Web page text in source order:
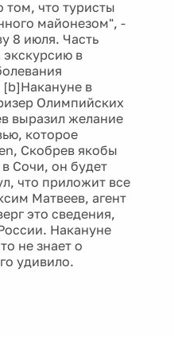
том, что туристы
майонезом", -
8 июля. Часть
экскурсию в
[b]Накануне в
Олимпийских
выразил желание
которое
Скобрев якобы
Сочи, он будет
что приложит все
Матвеев, агент
это сведения,
Накануне
не знает о
удивило.